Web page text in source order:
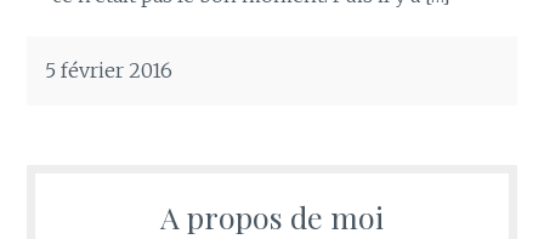
5 février 2016
A propos de moi